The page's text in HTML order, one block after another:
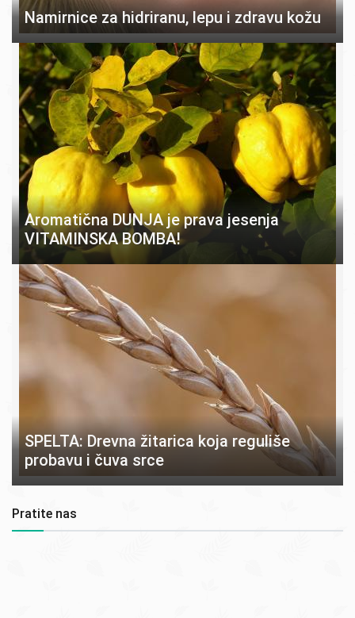
Namirnice za hidriranu, lepu i zdravu kožu
Aromatična DUNJA je prava jesenja
VITAMINSKA BOMBA!
SPELTA: Drevna žitarica koja reguliše
probavu i čuva srce
Pratite nas